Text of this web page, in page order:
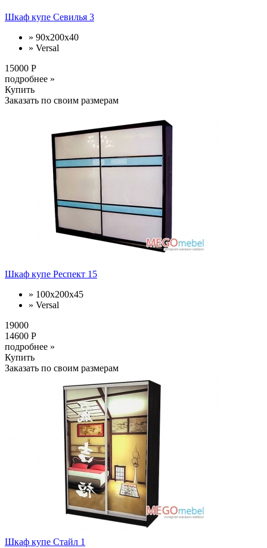
Шкаф купе Севилья 3
» 90x200x40
» Versal
15000 Р
подробнее »
Купить
Заказать по своим размерам
Шкаф купе Респект 15
» 100x200x45
» Versal
19000
14600 Р
подробнее »
Купить
Заказать по своим размерам
Шкаф купе Стайл 1